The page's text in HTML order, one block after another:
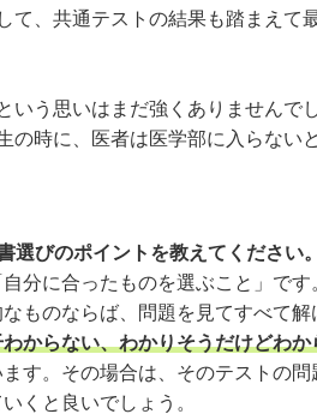
、共通テストの結果も踏まえ
う思いはまだ強くありませんで
時に、医者は医学部に入らな
びのポイントを教えてください。
に合ったものを選ぶこと」で
ものならば、問題を見てすべて
からない、わかりそうだけどわ
。その場合は、そのテストの
くと良いでしょう。